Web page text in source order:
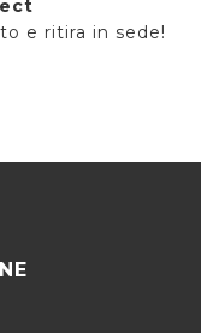
e ritira in sede!